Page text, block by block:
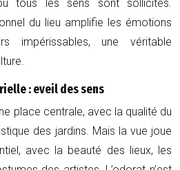
tous les sens sont sollicités.
du lieu amplifie les émotions
impérissables, une véritable
: eveil des sens
place centrale, avec la qualité du
des jardins. Mais la vue joue
avec la beauté des lieux, les